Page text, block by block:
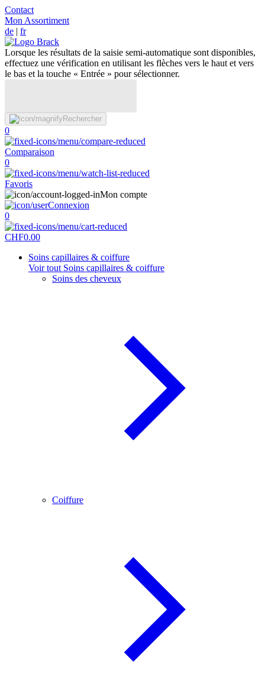
Contact
Mon Assortiment
de | fr
Lorsque les résultats de la saisie semi-automatique sont disponibles,
effectuez une vérification en utilisant les flèches vers le haut et vers
le bas et la touche « Entrée » pour sélectionner.
Rechercher
0
Comparaison
0
Favoris
Mon compte
Connexion
0
CHF0.00
Soins capillaires & coiffure
Voir tout Soins capillaires & coiffure
Soins des cheveux
Coiffure